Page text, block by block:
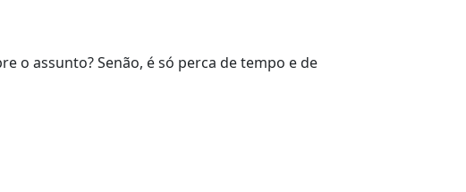
o assunto? Senão, é só perca de tempo e de